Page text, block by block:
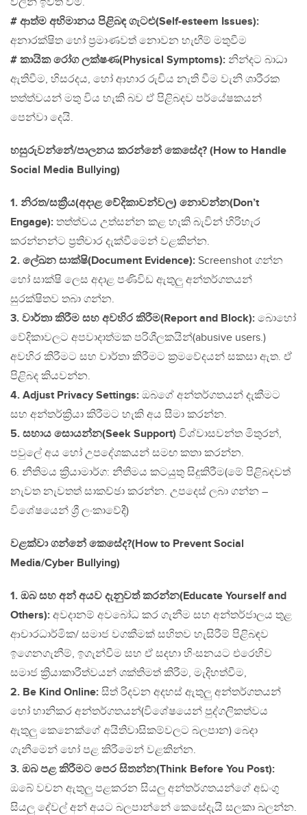
# ආත්ම අභිමානය පිළිබඳ ගැටළු(Self-esteem Issues):
අනාරක්ෂිත හෝ ප්‍රමාණවත් නොවන හැඟීම් මතුවීම
# කායික රෝග ලක්ෂණ(Physical Symptoms): නින්දට බාධා
ඇතිවීම, හිසරදය, හෝ ආහාර රුචිය නැති වීම වැනි ශාරීරක
තත්ත්වයන් මතු විය හැකි බව ඒ පිළිබදව පර්යේෂකයන්
පෙන්වා දෙයි.
හසුරුවන්නේ/පාලනය කරන්නේ කෙසේද? (How to Handle
Social Media Bullying)
1. නිරත/සක්‍රීය(අදාළ වේදිකාවන්වල) නොවන්න(Don’t
Engage): තත්ත්වය උත්සන්න කළ හැකි බැවින් හිරිහැර
කරන්නන්ට ප්‍රතිචාර දැක්වීමෙන් වළකින්න.
2. ලේඛන සාක්ෂි(Document Evidence): Screenshot ගන්න
හෝ සාක්ෂි ලෙස අදාළ පණිවිඩ ඇතුලු අන්තර්ගතයන්
සුරක්ෂිතව තබා ගන්න.
3. වාර්තා කිරීම සහ අවහිර කිරීම(Report and Block): බොහෝ
වේදිකාවලට අපවාදාත්මක පරිශීලකයින්(abusive users.)
අවහිර කිරීමට සහ වාර්තා කිරීමට ක්‍රමවේදයන් සකසා ඇත. ඒ
පිළිබද කියවන්න.
4. Adjust Privacy Settings: ඔබගේ අන්තර්ගතයන් දැකීමට
සහ අන්තර්ක්‍රියා කිරීමට හැකි අය සීමා කරන්න.
5. සහාය සොයන්න(Seek Support) විශ්වාසවන්ත මිතුරන්,
පවුලේ අය හෝ උපදේශකයන් සමඟ කතා කරන්න.
6. නීතිමය ක්‍රියාමාර්ග: නීතිමය කටයුතු සිදුකිරීම(මේ පිළිබදවත්
නැවත නැවතත් සාකච්ඡා කරන්න. උපදෙස් ලබා ගන්න –
විශේෂයෙන් ශ්‍රී ලංකාවේදී)
වළක්වා ගන්නේ කෙසේද?(How to Prevent Social
Media/Cyber Bullying)
1. ඔබ සහ අන් අයව දැනුවත් කරන්න(Educate Yourself and
Others): අවදානම් අවබෝධ කර ගැනීම සහ අන්තර්ජාලය තුළ
ආචාරධාර්මික/ සමාජ වගකීමක් සහිතව හැසිරීම් පිළිබඳව
ඉගෙනගැනීම්, ඉගැන්වීම සහ ඒ සදහා හිංසනයට එරෙහිව
සමාජ ක්‍රියාකාරීත්වයන් ශක්තිමත් කිරීම, මැදිහත්වීම,
2. Be Kind Online: සිත් රිදවන අදහස් ඇතුලු අන්තර්ගතයන්
හෝ හානිකර අන්තර්ගතයන්(විශේෂයෙන් පුද්ගලිකත්වය
ඇතුලු කෙනෙක්ගේ අයිතිවාසිකම්වලට බලපාන) බෙදා
ගැනීමෙන් හෝ පළ කිරීමෙන් වළකින්න.
3. ඔබ පළ කිරීමට පෙර සිතන්න(Think Before You Post):
ඔබේ වචන ඇතුලු පළකරන සියලු අන්තර්ගතයන්ගේ අඩංගු
සියලු දේවල් අන් අයට බලපාන්නේ කෙසේදැයි සලකා බලන්න.